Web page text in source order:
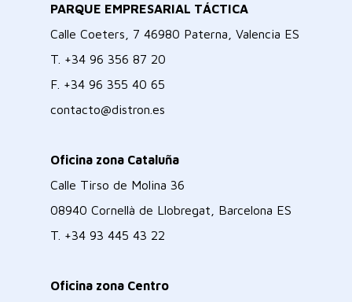
PARQUE EMPRESARIAL TÁCTICA
Calle Coeters, 7 46980 Paterna, Valencia ES
T. +34 96 356 87 20
F. +34 96 355 40 65
contacto@distron.es
Oficina zona Cataluña
Calle Tirso de Molina 36
08940 Cornellà de Llobregat, Barcelona ES
T. +34 93 445 43 22
Oficina zona Centro